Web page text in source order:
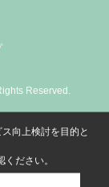
Reserved.
向上検討を目的と
ください。